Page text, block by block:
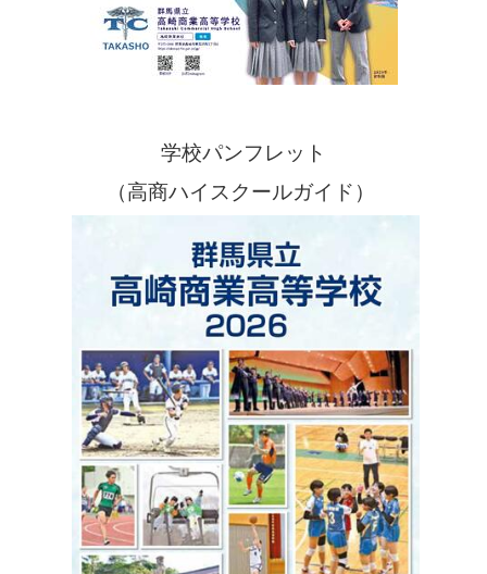
学校パンフレット
（高商ハイスクールガイド）